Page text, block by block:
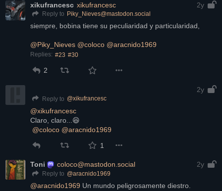
xikufrancesc xikufrancesc 2y
Reply to Piky_Nieves@mastodon.social
siempre, bobina tiene su peculiaridad y particularidad,
@Piky_Nieves @coloco @aracnido1969
Replies: #23 #30
2
2y
Reply to @xikufrancesc
@xikufrancesc
Claro, claro...😆
@coloco @aracnido1969
1
Toni coloco@mastodon.social 2y
Reply to @aracnido1969
@aracnido1969 Un mundo peligrosamente diestro.